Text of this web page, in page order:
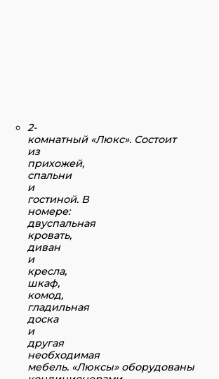
2-
комнатный «Люкс». Состоит
из
прихожей,
спальни
и
гостиной. В
номере:
двуспальная
кровать,
диван
и
кресла,
шкаф,
комод,
гладильная
доска
и
другая
необходимая
мебель. «Люксы» оборудованы